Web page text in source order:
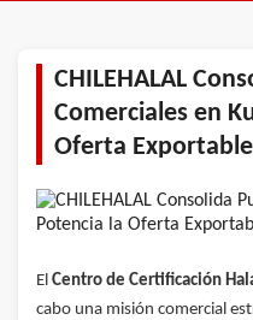
CHILEHALAL
Comerciales en
Oferta
El Centro de Certificación
cabo una misión comercial